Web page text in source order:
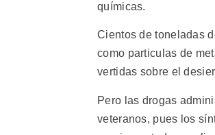
químicas.
Cientos de toneladas
como particulas de
vertidas sobre el
Pero las drogas
veteranos, pues los